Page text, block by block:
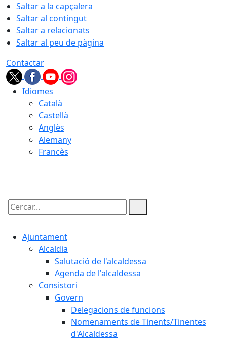
Saltar a la capçalera
Saltar al contingut
Saltar a relacionats
Saltar al peu de pàgina
Contactar
Idiomes
Català
Castellà
Anglès
Alemany
Francès
Cercar:
Ajuntament
Alcaldia
Salutació de l'alcaldessa
Agenda de l'alcaldessa
Consistori
Govern
Delegacions de funcions
Nomenaments de Tinents/Tinentes
d'Alcaldessa